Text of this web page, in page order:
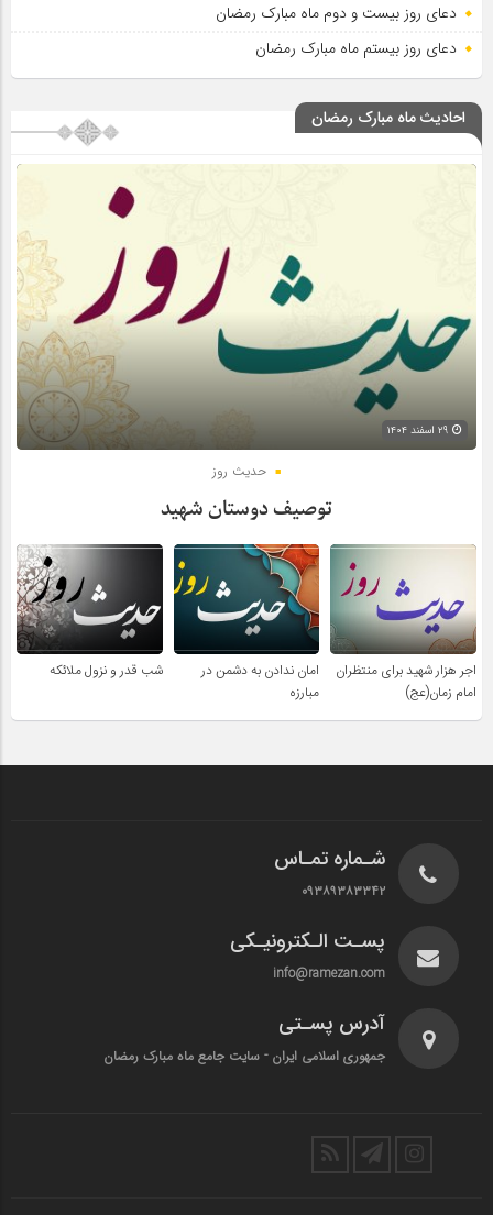
دعای روز بیست و دوم ماه مبارک رمضان
دعای روز بیستم ماه مبارک رمضان
احادیث ماه مبارک رمضان
حدیث روز
توصیف دوستان شهید
اجر هزار شهید برای منتظران
امام زمان(عج)
امان ندادن به دشمن در
مبارزه
شب قدر و نزول ملائکه
شـماره تمـاس
۰۹۳۸۹۳۸۳۳۴۲
پسـت الـکترونیـکی
info@ramezan.com
آدرس پسـتی
جمهوری اسلامی ایران - سایت جامع ماه مبارک رمضان